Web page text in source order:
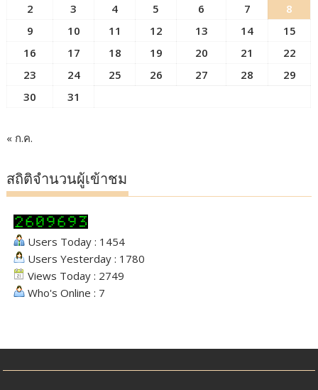
2
3 4 5 6 7
8
9
10 11 12 13 14
15
16
17 18 19 20 21
22
23
24 25 26 27 28
29
30
31
« ก.ค.
สถิติจำนวนผู้เข้าชม
Users Today : 1454
Users Yesterday : 1780
Views Today : 2749
Who's Online : 7